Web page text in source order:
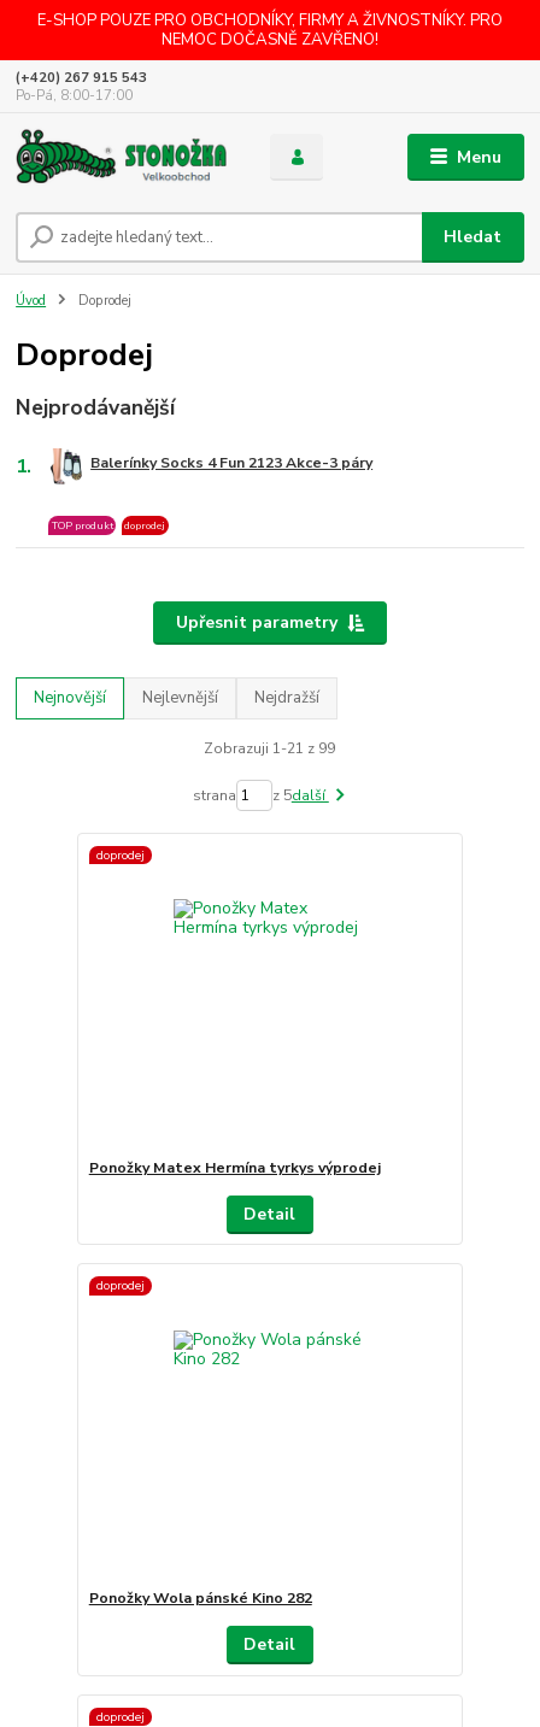
E-SHOP POUZE PRO OBCHODNÍKY, FIRMY A ŽIVNOSTNÍKY. PRO
NEMOC DOČASNĚ ZAVŘENO!
Menu
Hledat
(+420) 267 915 543
Po-Pá, 8:00-17:00
Úvod Doprodej
Doprodej
Nejprodávanější
1. Balerínky Socks 4 Fun 2123 Akce-3 páry
TOP produkt doprodej
Upřesnit parametry
Nejnovější Nejlevnější Nejdražší
Zobrazuji 1-21 z 99
strana z 5další
doprodej
Ponožky Matex Hermína tyrkys výprodej
Detail
doprodej
Ponožky Wola pánské Kino 282
Detail
doprodej